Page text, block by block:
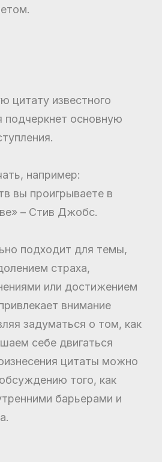
цитату известного
подчеркнет основную
например:
вы проигрываете в
– Стив Джобс.
подходит для темы,
страха,
или достижением
внимание
задуматься о том, как
себе двигаться
цитаты можно
того, как
барьерами и